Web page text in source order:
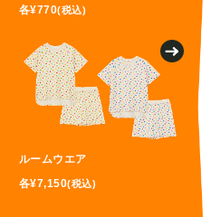
各¥770(税込)
ルームウエア
各¥7,150(税込)